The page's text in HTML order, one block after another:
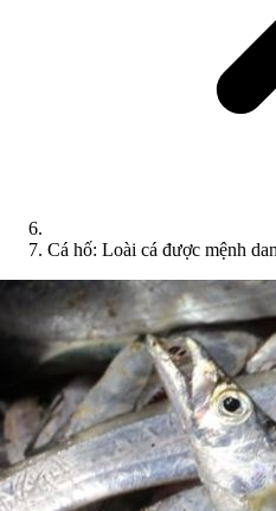
Cá hố: Loài cá được mệnh